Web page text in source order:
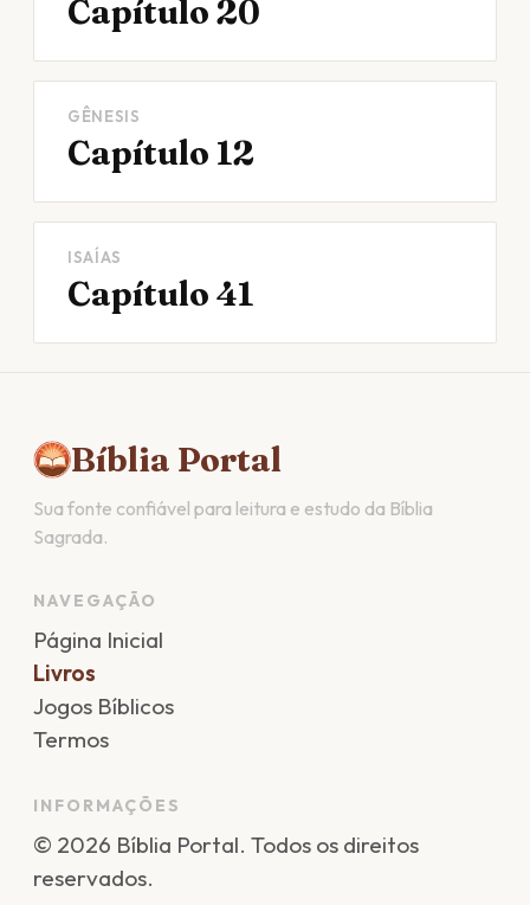
Capítulo 20
GÊNESIS
Capítulo 12
ISAÍAS
Capítulo 41
Bíblia Portal
Sua fonte confiável para leitura e estudo da Bíblia
Sagrada.
NAVEGAÇÃO
Página Inicial
Livros
Jogos Bíblicos
Termos
INFORMAÇÕES
© 2026 Bíblia Portal. Todos os direitos
reservados.